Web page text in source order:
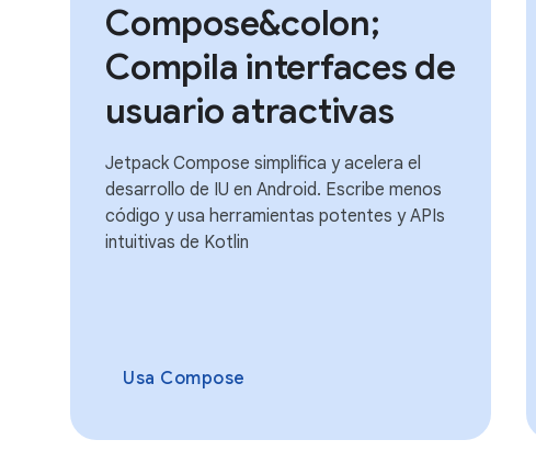
Compose&colon;
Compila interfaces de
usuario atractivas
Jetpack Compose simplifica y acelera el
desarrollo de IU en Android. Escribe menos
código y usa herramientas potentes y APIs
intuitivas de Kotlin
Usa Compose